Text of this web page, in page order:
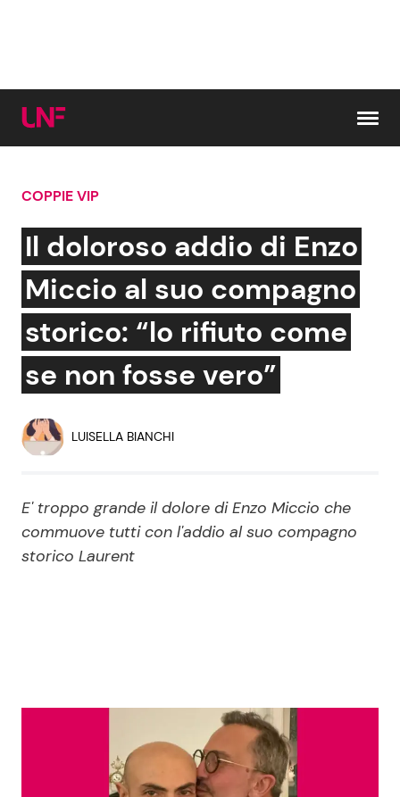
Cerca:
News e Cronaca
Attualità Italiana
Economia
Politica
Gossip e TV
Bellezze VIP
Coppie VIP
Reality e Talent
News Spettacolo
COPPIE VIP
Il doloroso addio di Enzo
Miccio al suo compagno
storico: “lo rifiuto come
se non fosse vero”
LUISELLA BIANCHI
E' troppo grande il dolore di Enzo Miccio che
commuove tutti con l'addio al suo compagno
storico Laurent